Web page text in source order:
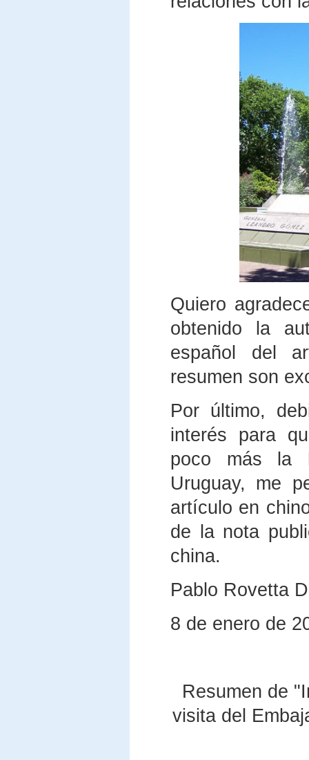
Quiero
obtenido la
español del
resumen son
Por último,
interés para
poco más la
Uruguay, me
artículo en
de la nota
china.
Pablo Rovetta
8 de enero de
Resumen de
visita del